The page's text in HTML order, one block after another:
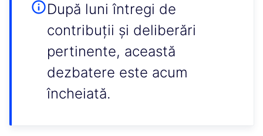
După luni întregi de
contribuții și deliberări
pertinente, această
dezbatere este acum
încheiată.